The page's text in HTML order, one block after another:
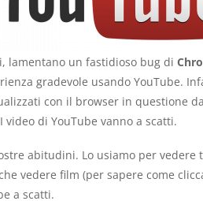
lamentano un fastidioso bug di
gradevole usando YouTube.
con il browser in questione
di YouTube vanno a scatti.
abitudini. Lo usiamo per vedere
vedere film (per sapere come
a scatti.